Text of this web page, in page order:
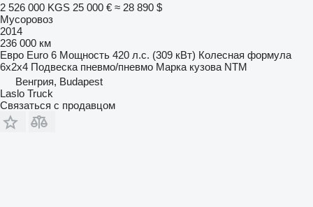
2 526 000 KGS 25 000 € ≈ 28 890 $
Мусоровоз
2014
236 000 км
Евро Euro 6 Мощность 420 л.с. (309 кВт) Колесная формула
6x2x4 Подвеска пневмо/пневмо Марка кузова NTM
Венгрия, Budapest
Laslo Truck
Связаться с продавцом